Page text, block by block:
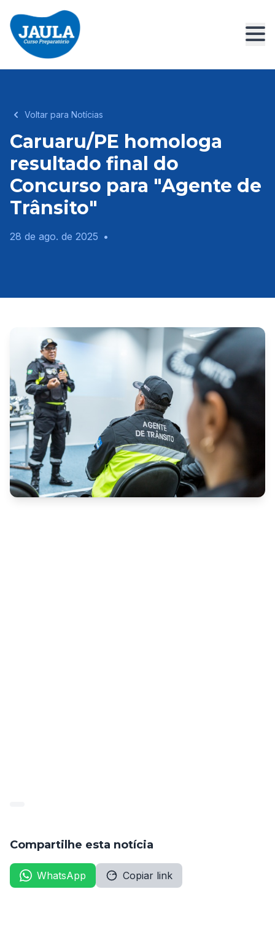
Voltar para Notícias
Caruaru/PE homologa
resultado final do
Concurso para "Agente de
Trânsito"
28 de ago. de 2025 •
Compartilhe esta notícia
WhatsApp Copiar link